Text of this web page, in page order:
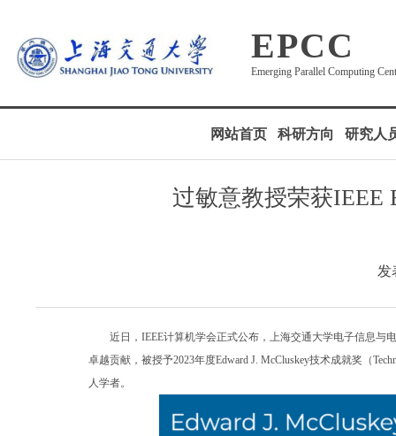
EPCC
Emerging Parallel Computing
网站首页 科研方向 研究人
过敏意教授荣获IEEE
发
近日，IEEE计算机学会正式公布，上海交通大学电子信息与
卓越贡献，被授予2023年度Edward J. McCluskey技术成就奖（
人学者。